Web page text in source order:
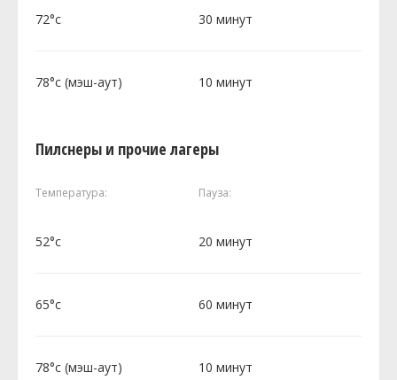
72°c 30 минут
78°c (мэш-аут) 10 минут
Пилснеры и прочие лагеры
Температура: Пауза:
52°c 20 минут
65°c 60 минут
78°c (мэш-аут) 10 минут